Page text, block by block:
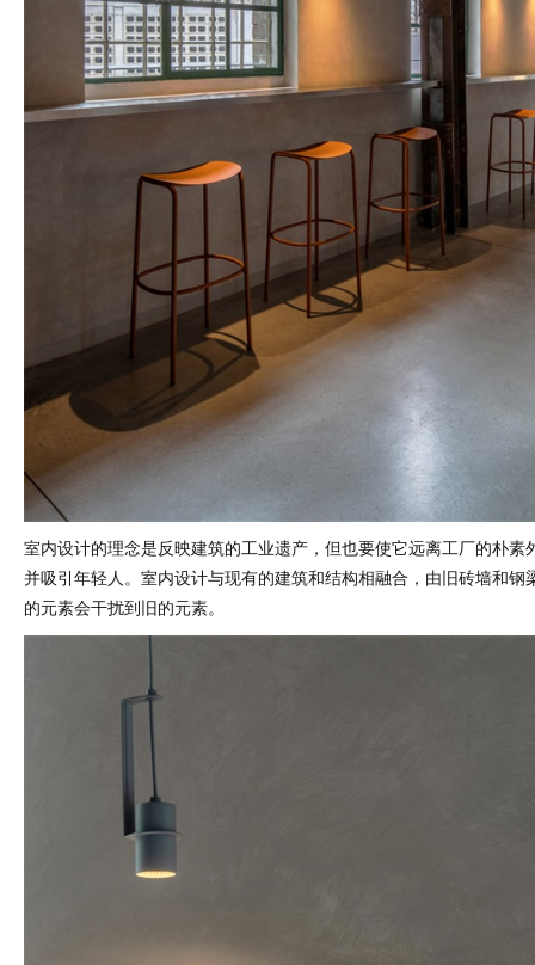
室内设计的理念是反映建筑的工业遗产，但也要使它远离工厂的朴素
并吸引年轻人。室内设计与现有的建筑和结构相融合，由旧砖墙和钢
的元素会干扰到旧的元素。